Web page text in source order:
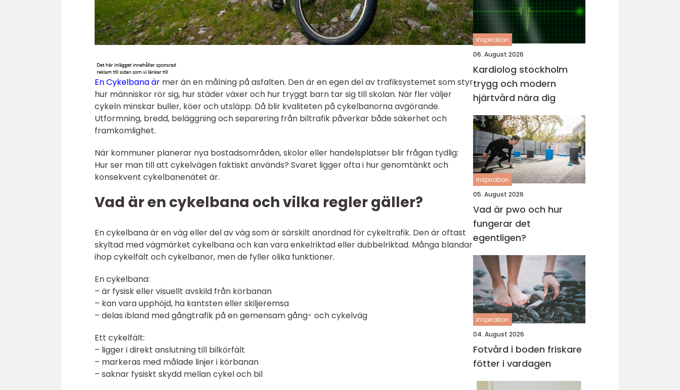
En Cykelbana är mer än en målning på asfalten. Den är en egen del av trafiksystemet som styr
hur människor rör sig, hur städer växer och hur tryggt barn tar sig till skolan. När fler väljer
cykeln minskar buller, köer och utsläpp. Då blir kvaliteten på cykelbanorna avgörande.
Utformning, bredd, beläggning och separering från biltrafik påverkar både säkerhet och
framkomlighet.
När kommuner planerar nya bostadsområden, skolor eller handelsplatser blir frågan tydlig:
Hur ser man till att cykelvägen faktiskt används? Svaret ligger ofta i hur genomtänkt och
konsekvent cykelbanenätet är.
Vad är en cykelbana och vilka regler gäller?
En cykelbana är en väg eller del av väg som är särskilt anordnad för cykeltrafik. Den är oftast
skyltad med vägmärket cykelbana och kan vara enkelriktad eller dubbelriktad. Många blandar
ihop cykelfält och cykelbanor, men de fyller olika funktioner.
En cykelbana:
– är fysisk eller visuellt avskild från körbanan
– kan vara upphöjd, ha kantsten eller skiljeremsa
– delas ibland med gångtrafik på en gemensam gång- och cykelväg
Ett cykelfält:
– ligger i direkt anslutning till bilkörfält
– markeras med målade linjer i körbanan
– saknar fysiskt skydd mellan cykel och bil
inspiration
06. August 2026
Kardiolog stockholm
trygg och modern
hjärtvård nära dig
inspiration
05. August 2026
Vad är pwo och hur
fungerar det
egentligen?
inspiration
04. August 2026
Fotvård i boden friskare
fötter i vardagen